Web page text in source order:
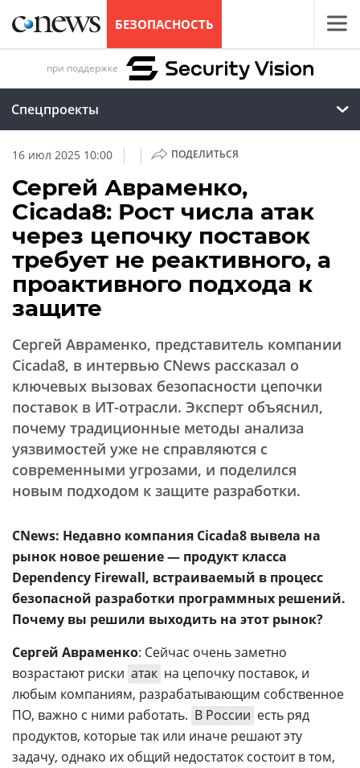
БЕЗОПАСНОСТЬ
при поддержке
Спецпроекты
16 июл 2025 10:00 | | ПОДЕЛИТЬСЯ
Сергей Авраменко,
Cicada8: Рост числа атак
через цепочку поставок
требует не реактивного, а
проактивного подхода к
защите
Сергей Авраменко, представитель компании
Cicada8, в интервью CNews рассказал о
ключевых вызовах безопасности цепочки
поставок в ИТ-отрасли. Эксперт объяснил,
почему традиционные методы анализа
уязвимостей уже не справляются с
современными угрозами, и поделился
новым подходом к защите разработки.
CNews: Недавно компания Cicada8 вывела на
рынок новое решение — продукт класса
Dependency Firewall, встраиваемый в процесс
безопасной разработки программных решений.
Почему вы решили выходить на этот рынок?
Сергей Авраменко: Сейчас очень заметно
возрастают риски атак на цепочку поставок, и
любым компаниям, разрабатывающим собственное
ПО, важно с ними работать. В России есть ряд
продуктов, которые так или иначе решают эту
задачу, однако их общий недостаток состоит в том,